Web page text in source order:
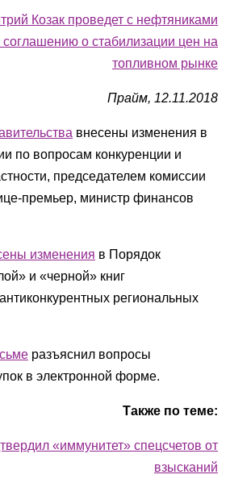
Козак проведет с нефтяниками
о стабилизации цен на
топливном рынке
Прайм, 12.11.2018
внесены изменения в
по вопросам конкуренции и
председателем комиссии
премьер, министр финансов
изменения в Порядок
и «черной» книг
региональных
разъяснил вопросы
в электронной форме.
Также по теме:
«иммунитет» спецсчетов от
взысканий